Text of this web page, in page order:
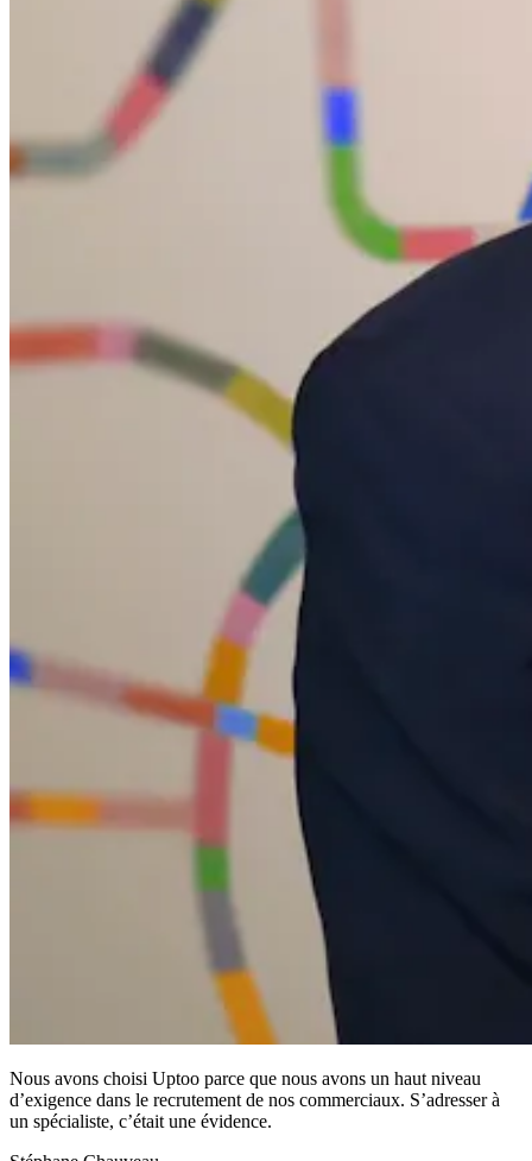
Nous avons choisi Uptoo parce que nous avons un haut niveau
d’exigence dans le recrutement de nos commerciaux. S’adresser à
un spécialiste, c’était une évidence.